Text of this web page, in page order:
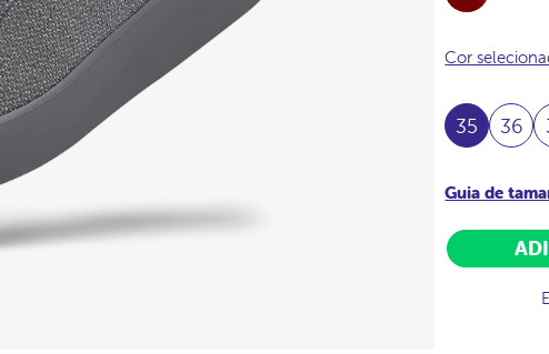
Burdeos
Cor
35 36
Guia de